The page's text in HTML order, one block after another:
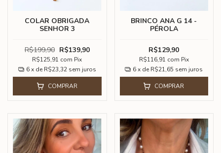
COLAR OBRIGADA
SENHOR 3
R$199,90 R$139,90
R$125,91 com Pix
6 x de R$23,32 sem juros
COMPRAR
BRINCO ANA G 14 -
PÉROLA
R$129,90
R$116,91 com Pix
6 x de R$21,65 sem juros
COMPRAR